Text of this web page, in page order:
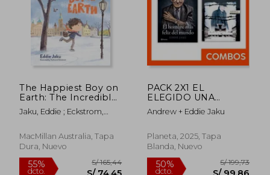
46% S/ 110,52 55% S/
The Happiest Boy on
Earth: The Incredible
Story of the Happiest
Man on Earth (en
Jaku, Eddie ; Eckstrom,
MacMillan Australia, Tapa
Dura, Nuevo
PACK 2X1 EL
ELEGIDO UNA
MISION SUICIDA
PARA RESCATAR AL
HOMBRE MAS FELIZ
DEL MUNDO
Andrew + Eddie Jaku
Planeta, 2025, Tapa
Blanda, Nuevo